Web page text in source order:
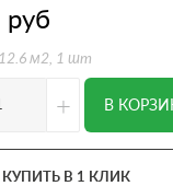
руб
м2, 1 шт
+ В
КУПИТЬ В 1 КЛИК